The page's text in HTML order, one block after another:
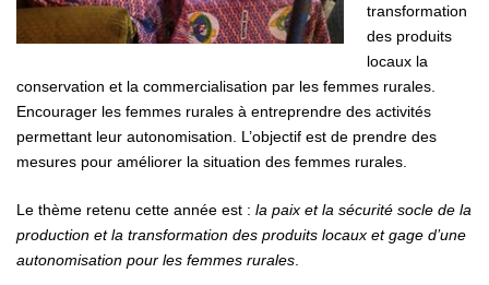
transformation
des produits
locaux la
conservation et la commercialisation par les femmes rurales.
Encourager les femmes rurales à entreprendre des activités
permettant leur autonomisation. L’objectif est de prendre des
mesures pour améliorer la situation des femmes rurales.
Le thème retenu cette année est : la paix et la sécurité socle de la
production et la transformation des produits locaux et gage d’une
autonomisation pour les femmes rurales